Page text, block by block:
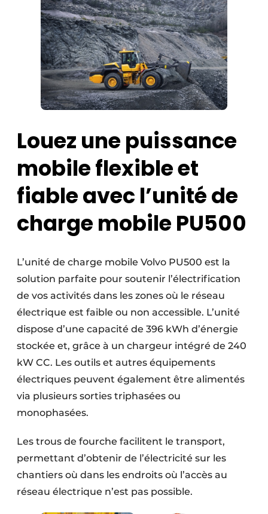
Louez une puissance
mobile flexible et
fiable avec l’unité de
charge mobile PU500
L’unité de charge mobile Volvo PU500 est la
solution parfaite pour soutenir l’électrification
de vos activités dans les zones où le réseau
électrique est faible ou non accessible. L’unité
dispose d’une capacité de 396 kWh d’énergie
stockée et, grâce à un chargeur intégré de 240
kW CC. Les outils et autres équipements
électriques peuvent également être alimentés
via plusieurs sorties triphasées ou
monophasées.
Les trous de fourche facilitent le transport,
permettant d’obtenir de l’électricité sur les
chantiers où dans les endroits où l’accès au
réseau électrique n’est pas possible.